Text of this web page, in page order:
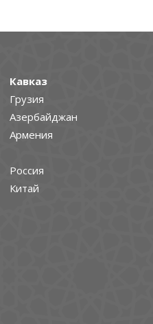
Кавказ
Грузия
Азербайджан
Армения
Россия
Китай